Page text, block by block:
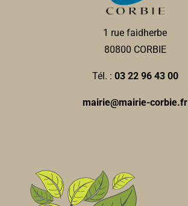
1 rue faidherbe
80800 CORBIE
Tél. : 03 22 96 43 00
mairie@mairie-corbie.fr